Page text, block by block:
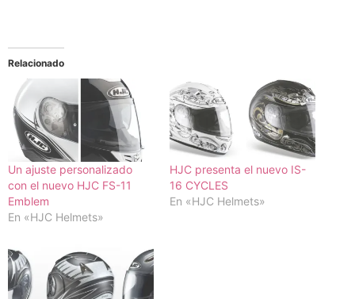
Relacionado
Un ajuste personalizado
con el nuevo HJC FS-11
Emblem
En «HJC Helmets»
HJC presenta el nuevo IS-
16 CYCLES
En «HJC Helmets»